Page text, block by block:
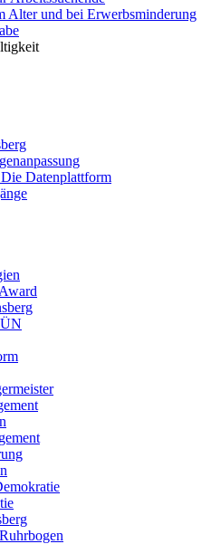
Alter und bei Erwerbsminderung
Datenplattform